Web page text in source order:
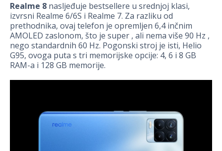
Realme 8 nasljeđuje bestsellere u srednjoj klasi,
izvrsni Realme 6/6S i Realme 7. Za razliku od
prethodnika, ovaj telefon je opremljen 6,4 inčnim
AMOLED zaslonom, što je super , ali nema više 90 Hz ,
nego standardnih 60 Hz. Pogonski stroj je isti, Helio
G95, ovoga puta s tri memorijske opcije: 4, 6 i 8 GB
RAM-a i 128 GB memorije.